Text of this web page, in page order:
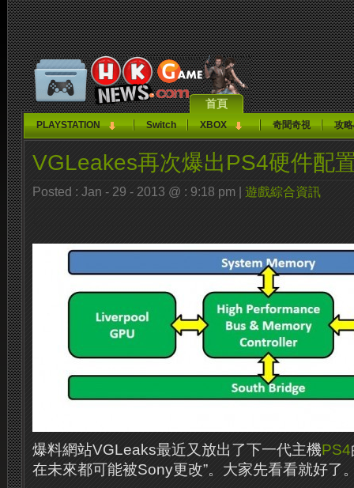
首頁
PLAYSTATION Switch XBOX 奇聞奇視 攻
VGLeakes再次爆出PS4硬件配
Posted : Jan - 29 - 2013 @ : 9:18 pm | 遊戲綜合資訊
爆料網站VGLeaks最近又放出了下一代主機PS4
在未來都可能被Sony更改”。大家先看看就好了